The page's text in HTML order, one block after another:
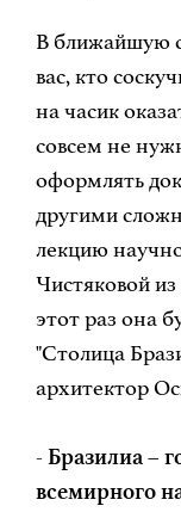
В ближайшую
вас, кто
на часик
совсем не
оформлять
другими
лекцию
Чистяковой
этот раз она
"Столица
архитектор
- Бразилиа –
всемирного